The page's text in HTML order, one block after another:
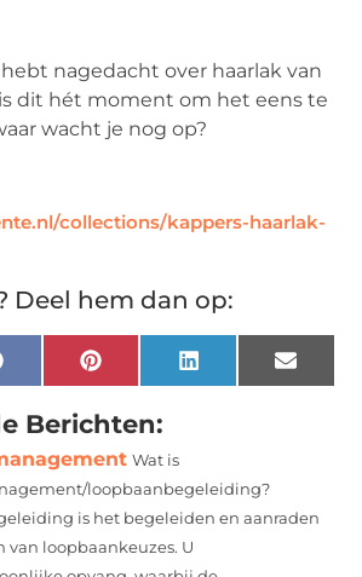
nagedacht over haarlak van
dit hét moment om het eens te
wacht je nog op?
collections/kappers-haarlak-
Deel hem dan op:
FacebookPinterest LinkedIn Email
Berichten:
Wat is
loopbaanbegeleiding?
is het begeleiden en aanraden
van loopbaankeuzes. U